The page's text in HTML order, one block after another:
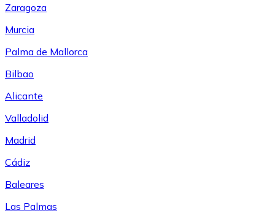
Zaragoza
Murcia
Palma de Mallorca
Bilbao
Alicante
Valladolid
Madrid
Cádiz
Baleares
Las Palmas